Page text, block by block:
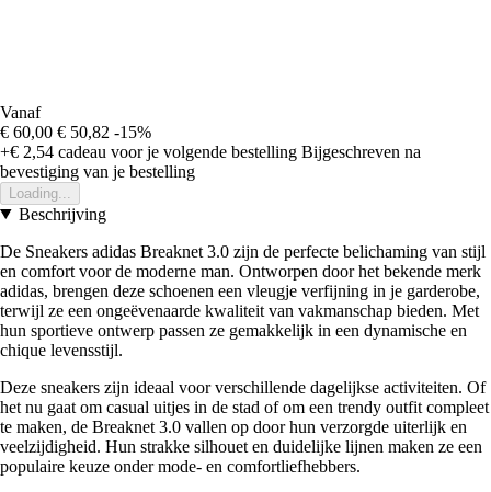
Vanaf
€ 60,00 € 50,82 -15%
+€ 2,54 cadeau voor je volgende bestelling Bijgeschreven na
bevestiging van je bestelling
Loading...
Beschrijving
De Sneakers adidas Breaknet 3.0 zijn de perfecte belichaming van stijl
en comfort voor de moderne man. Ontworpen door het bekende merk
adidas, brengen deze schoenen een vleugje verfijning in je garderobe,
terwijl ze een ongeëvenaarde kwaliteit van vakmanschap bieden. Met
hun sportieve ontwerp passen ze gemakkelijk in een dynamische en
chique levensstijl.
Deze sneakers zijn ideaal voor verschillende dagelijkse activiteiten. Of
het nu gaat om casual uitjes in de stad of om een trendy outfit compleet
te maken, de Breaknet 3.0 vallen op door hun verzorgde uiterlijk en
veelzijdigheid. Hun strakke silhouet en duidelijke lijnen maken ze een
populaire keuze onder mode- en comfortliefhebbers.